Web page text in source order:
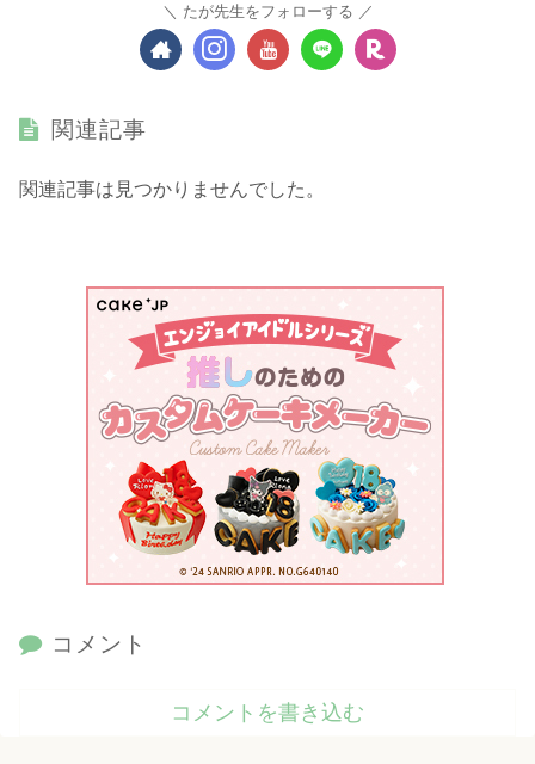
たが先生をフォローする
関連記事
関連記事は見つかりませんでした。
コメント
コメントを書き込む